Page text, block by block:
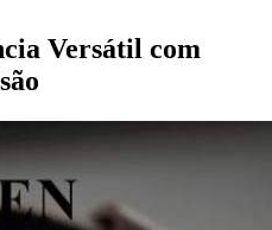
Versátil com